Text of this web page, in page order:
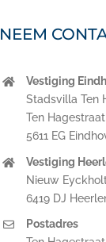
NEEM
Vestiging
Stadsvilla Ten
Ten
5611 EG
Vestiging
Nieuw
6419 DJ
Postadres